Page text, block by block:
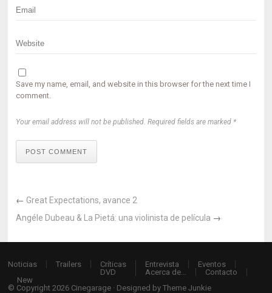
Save my name, email, and website in this browser for the next time I
comment.
Your email address will not be published. Required fields are marked *
POST COMMENT
← Great Expectations, avance 2
Angéle Dubeau & La Pietá: una violinista de película →
Noticias Trailers
Críticas
DVD
Entrevista
Eventos
Acerca de…
Contacto
New
© Copyright 2026 Cinegarage · Designed byTheme Junkie